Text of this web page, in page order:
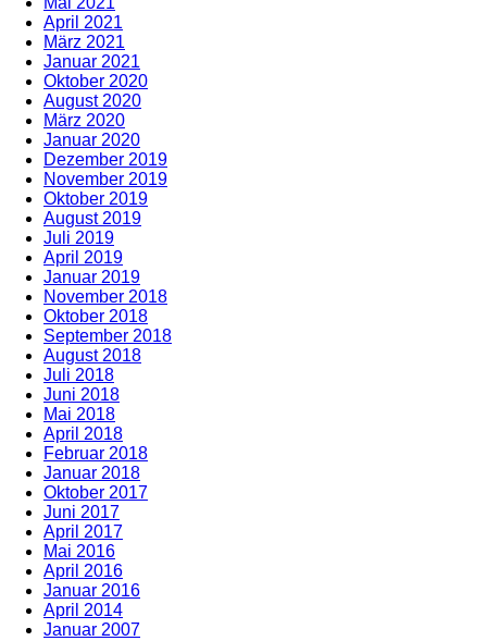
April 2021
März 2021
Januar 2021
Oktober 2020
August 2020
März 2020
Januar 2020
Dezember 2019
November 2019
Oktober 2019
August 2019
Juli 2019
April 2019
Januar 2019
November 2018
Oktober 2018
September 2018
August 2018
Juli 2018
Juni 2018
Mai 2018
April 2018
Februar 2018
Januar 2018
Oktober 2017
Juni 2017
April 2017
Mai 2016
April 2016
Januar 2016
April 2014
Januar 2007